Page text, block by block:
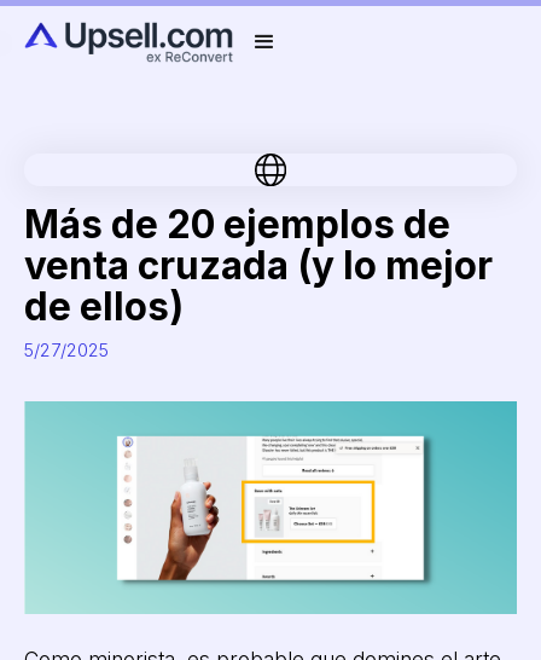
Más de 20 ejemplos de
venta cruzada (y lo mejor
de ellos)
5/27/2025